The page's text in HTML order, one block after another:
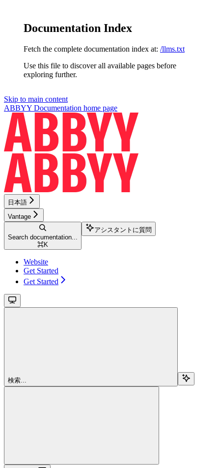
Documentation Index
Fetch the complete documentation index at: /llms.txt
Use this file to discover all available pages before
exploring further.
Skip to main content
ABBYY Documentation home page
日本語
Vantage
Search documentation...
⌘K
アシスタントに質問
Website
Get Started
Get Started
検索...